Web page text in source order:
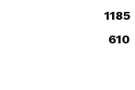
1185
610